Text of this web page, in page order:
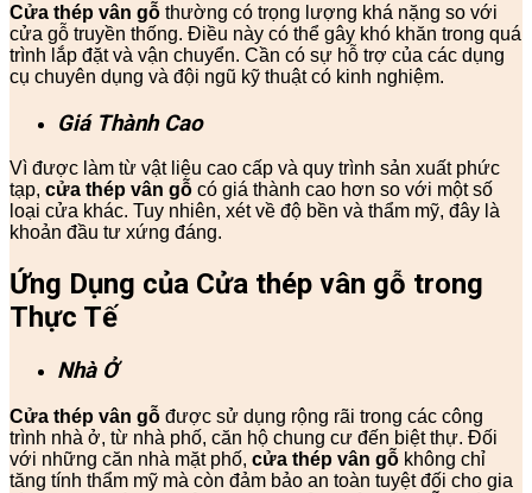
Cửa thép vân gỗ thường có trọng lượng khá nặng so với
cửa gỗ truyền thống. Điều này có thể gây khó khăn trong quá
trình lắp đặt và vận chuyển. Cần có sự hỗ trợ của các dụng
cụ chuyên dụng và đội ngũ kỹ thuật có kinh nghiệm.
Giá Thành Cao
Vì được làm từ vật liệu cao cấp và quy trình sản xuất phức
tạp, cửa thép vân gỗ có giá thành cao hơn so với một số
loại cửa khác. Tuy nhiên, xét về độ bền và thẩm mỹ, đây là
khoản đầu tư xứng đáng.
Ứng Dụng của Cửa thép vân gỗ trong
Thực Tế
Nhà Ở
Cửa thép vân gỗ được sử dụng rộng rãi trong các công
trình nhà ở, từ nhà phố, căn hộ chung cư đến biệt thự. Đối
với những căn nhà mặt phố, cửa thép vân gỗ không chỉ
tăng tính thẩm mỹ mà còn đảm bảo an toàn tuyệt đối cho gia